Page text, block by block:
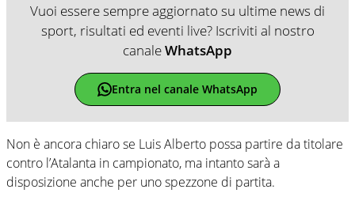
Vuoi essere sempre aggiornato su ultime news di
sport, risultati ed eventi live? Iscriviti al nostro
canaleWhatsApp
Entra nel canale WhatsApp
Non è ancora chiaro se Luis Alberto possa partire da titolare
contro l’Atalanta in campionato, ma intanto sarà a
disposizione anche per uno spezzone di partita.